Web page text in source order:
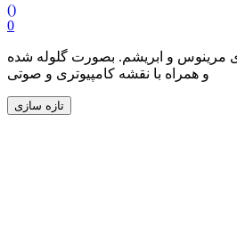
()
0
متر تهیه شده از با کیفیت ترین نخ های مرینوس و ابریشم. بصورت گلوله شده
و همراه با نقشه کامپیوتری و صوتی